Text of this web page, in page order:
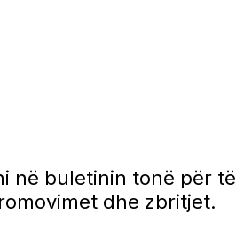
në buletinin tonë për të
dhe zbritjet.